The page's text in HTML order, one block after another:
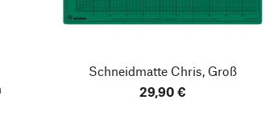
Schneidmatte Chris, Groß
29,90 €